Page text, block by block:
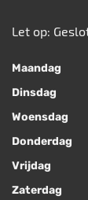
Let op:
Maandag
Dinsdag
Woensdag
Donderdag
Vrijdag
Zaterdag